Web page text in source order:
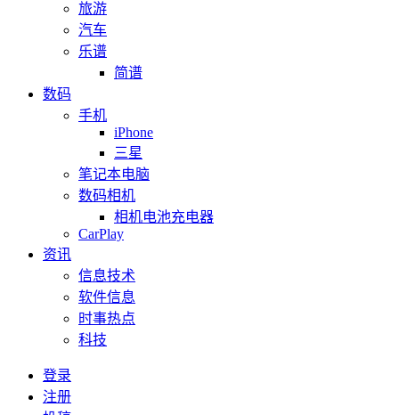
旅游
汽车
乐谱
简谱
数码
手机
iPhone
三星
笔记本电脑
数码相机
相机电池充电器
CarPlay
资讯
信息技术
软件信息
时事热点
科技
登录
注册